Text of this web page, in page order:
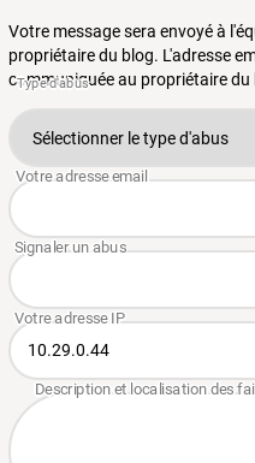
Votre message sera envoyé à
propriétaire du blog. L'adresse
communiquée au propriétaire du